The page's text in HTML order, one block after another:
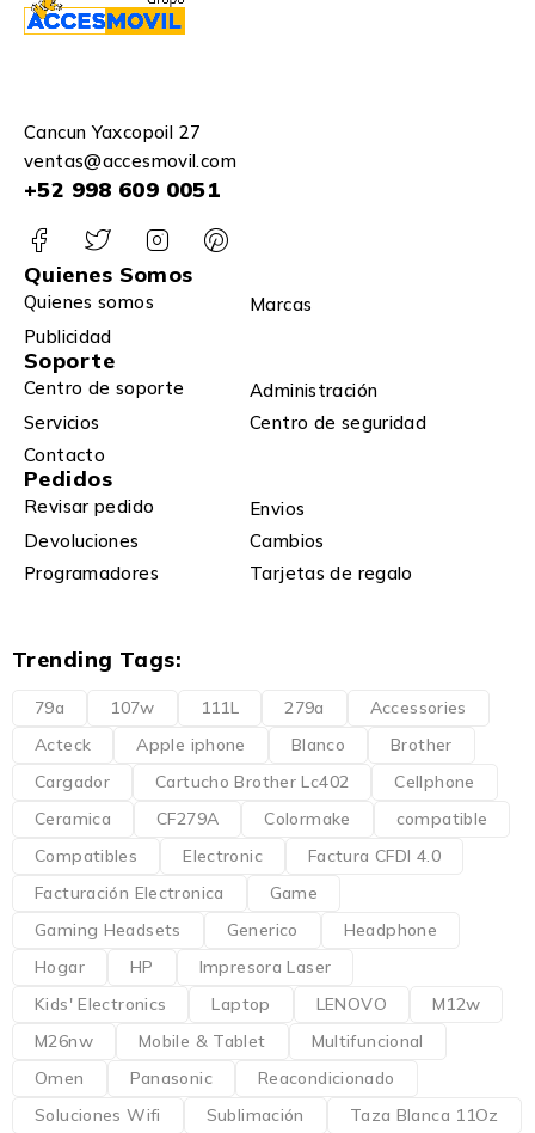
Cancun Yaxcopoil 27
ventas@accesmovil.com
+52 998 609 0051
Quienes Somos
Quienes somos
Marcas
Publicidad
Soporte
Centro de soporte
Administración
Servicios
Centro de seguridad
Contacto
Pedidos
Revisar pedido
Envios
Devoluciones
Cambios
Programadores
Tarjetas de regalo
Trending Tags:
79a 107w 111L 279a
Accessories
Acteck
Apple iphone Blanco
Brother
Cargador
Cartucho Brother Lc402
Cellphone
Ceramica
CF279A Colormake
compatible
Compatibles
Electronic
Factura CFDI 4.0
Facturación Electronica
Game
Gaming Headsets
Generico
Headphone
Hogar
HP
Impresora Laser
Kids' Electronics
Laptop LENOVO
M12w
M26nw
Mobile & Tablet
Multifuncional
Omen
Panasonic
Reacondicionado
Soluciones Wifi
Sublimación Taza Blanca 11Oz